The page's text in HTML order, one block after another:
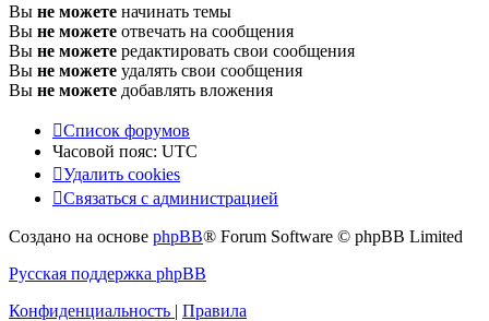
Вы не можете начинать темы
Вы не можете отвечать на сообщения
Вы не можете редактировать свои сообщения
Вы не можете удалять свои сообщения
Вы не можете добавлять вложения
Список форумов
Часовой пояс: UTC
Удалить cookies
Связаться
администрацией
Связаться с администрацией
Создано на основе phpBB® Forum Software © phpBB Limited
Русская поддержка phpBB
Конфиденциальность | Правила